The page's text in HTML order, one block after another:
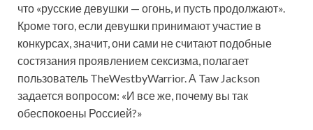
что «русские девушки — огонь, и пусть продолжают».
Кроме того, если девушки принимают участие в
конкурсах, значит, они сами не считают подобные
состязания проявлением сексизма, полагает
пользователь TheWestbyWarrior. А Taw Jackson
задается вопросом: «И все же, почему вы так
обеспокоены Россией?»